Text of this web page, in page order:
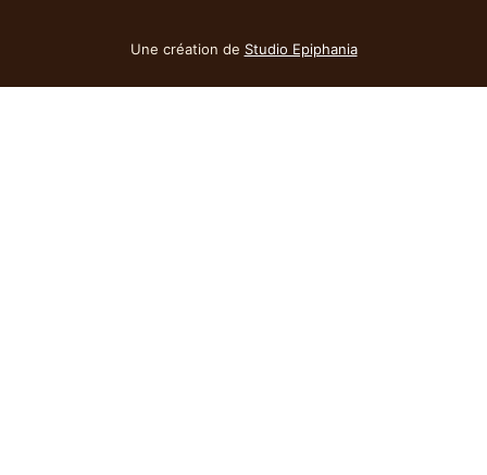
Une création de Studio Epiphania